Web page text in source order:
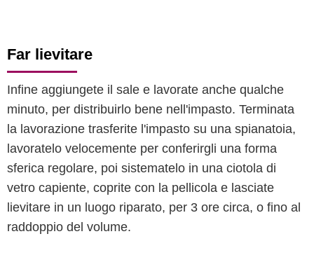
Far lievitare
Infine aggiungete il sale e lavorate anche qualche
minuto, per distribuirlo bene nell'impasto. Terminata
la lavorazione trasferite l'impasto su una spianatoia,
lavoratelo velocemente per conferirgli una forma
sferica regolare, poi sistematelo in una ciotola di
vetro capiente, coprite con la pellicola e lasciate
lievitare in un luogo riparato, per 3 ore circa, o fino al
raddoppio del volume.